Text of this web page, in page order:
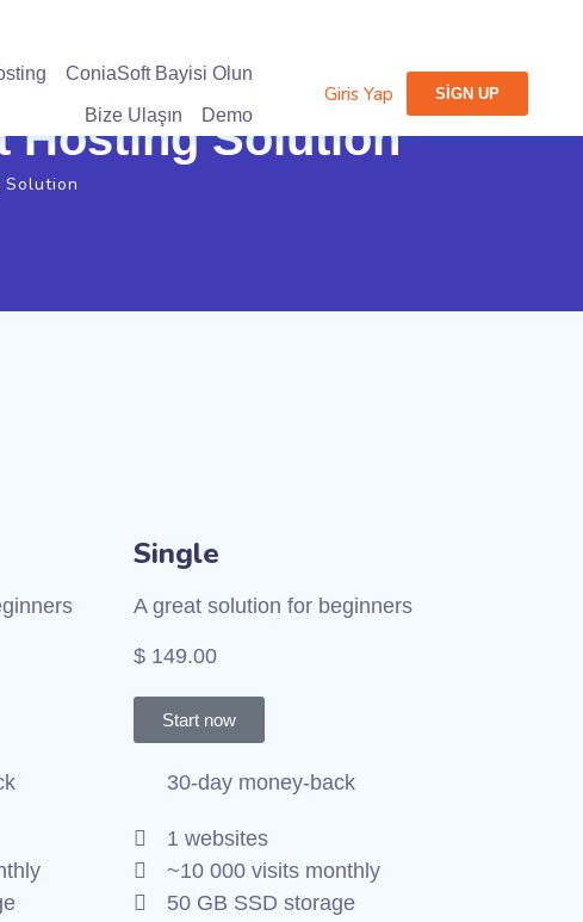
ConiaSoft Bayisi Olun
Bize Ulaşın Demo
Giris Yap SIGN UP
Hosting Solution
Solution
Single
A great solution for beginners
$ 149.00
Start now
30-day money-back
1 websites
~10 000 visits monthly
50 GB SSD storage